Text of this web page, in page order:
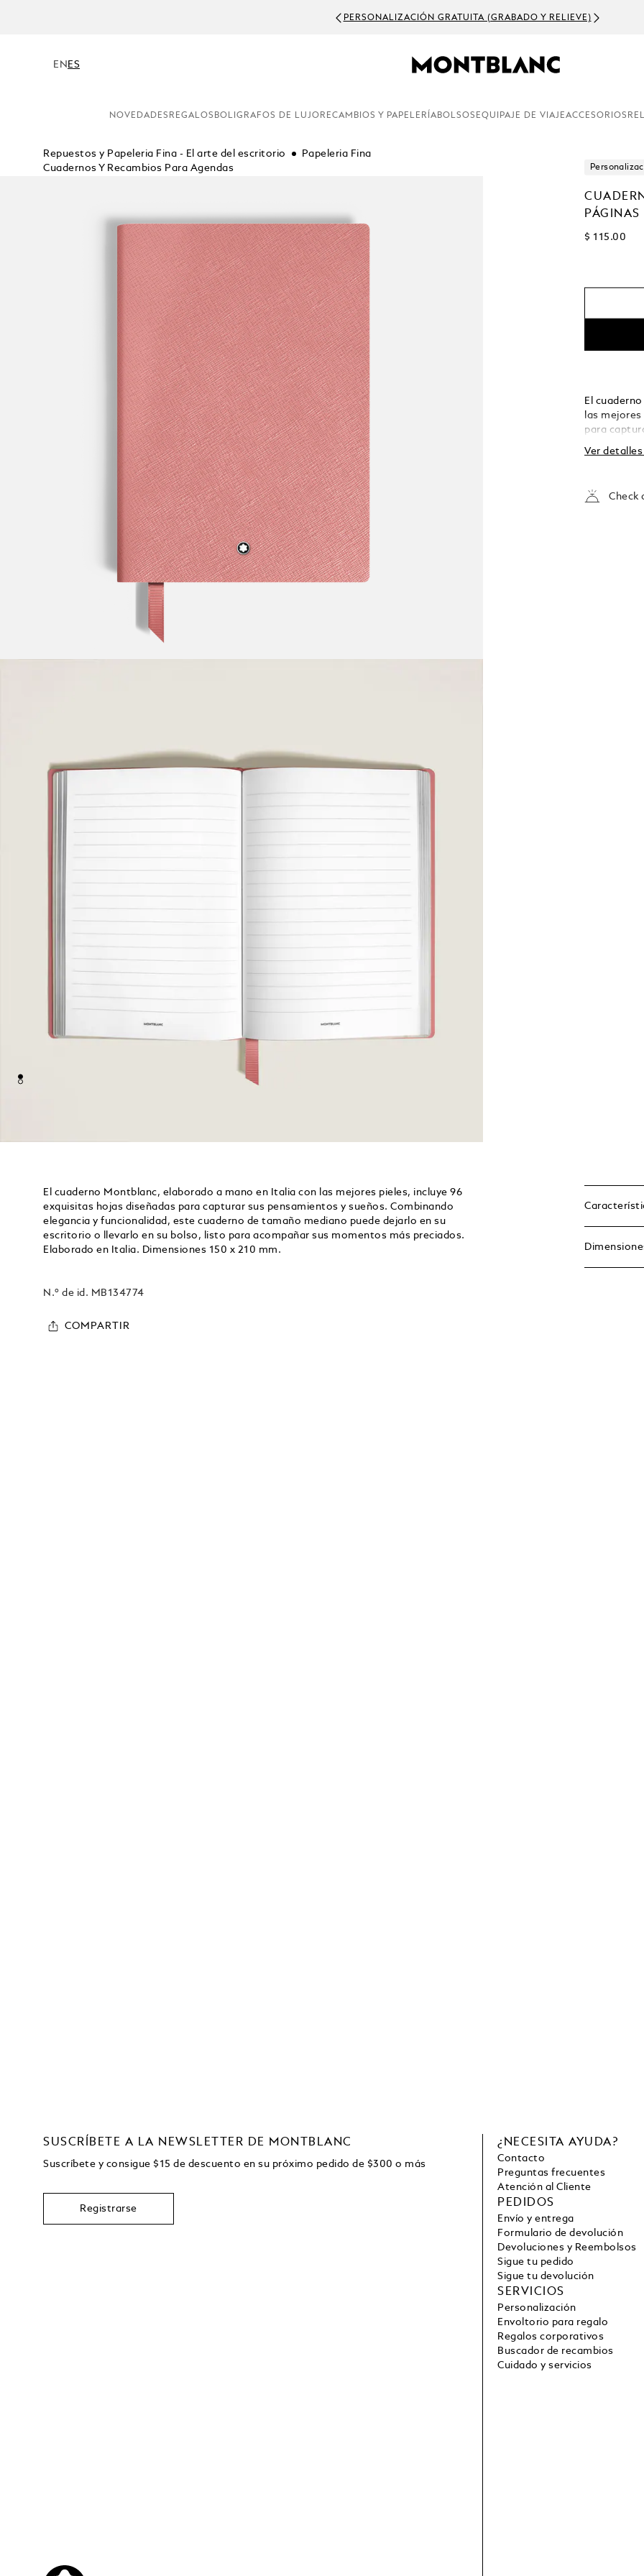
PERSONALIZACIÓN GRATUITA (GRABADO Y RELIEVE)
EN ES
NOVEDADES REGALOS BOLIGRAFOS DE LUJO RECAMBIOS Y PAPELERÍABOLSOS EQUIPAJE DE VIAJEACCESORIOS
Repuestos y Papeleria Fina - El arte del escritorio
Papeleria Fina
Cuadernos Y Recambios Para Agendas
$ 115.00
El
las mejores
para
elegancia
mediano
preciados.
150 x 210
Ver
Check
El cuaderno Montblanc, elaborado a mano en Italia con las mejores pieles, incluye 96
exquisitas hojas diseñadas para capturar sus pensamientos y sueños. Combinando
elegancia y funcionalidad, este cuaderno de tamaño mediano puede dejarlo en su
escritorio o llevarlo en su bolso, listo para acompañar sus momentos más preciados.
Elaborado en Italia. Dimensiones 150 x 210 mm.
N.º de id. MB134774
COMPARTIR
SUSCRÍBETE A LA NEWSLETTER DE MONTBLANC
Suscríbete y consigue $15 de descuento en su próximo pedido de $300 o más
Registrarse
¿NECESITA AYUDA?
Contacto
Preguntas frecuentes
Atención al Cliente
PEDIDOS
Envío y entrega
Formulario de devolución
Devoluciones y Reembolsos
Sigue tu pedido
Sigue tu devolución
SERVICIOS
Personalización
Envoltorio para regalo
Regalos corporativos
Buscador de recambios
Cuidado y servicios